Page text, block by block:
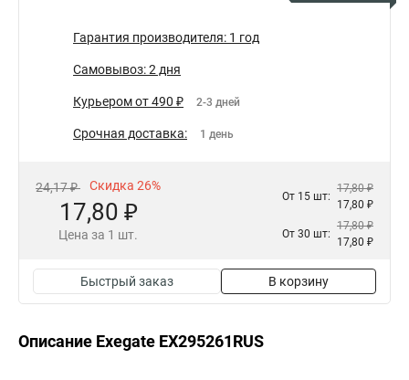
Гарантия производителя: 1 год
Самовывоз: 2 дня
Курьером от 490 ₽ 2-3 дней
Срочная доставка: 1 день
24,17 ₽ Скидка 26%
17,80 ₽
Цена за 1 шт.
От 15 шт:
17,80 ₽
17,80 ₽
От 30 шт:
17,80 ₽
17,80 ₽
Быстрый заказ В корзину
Описание Exegate EX295261RUS